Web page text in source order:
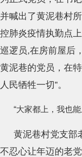
并喊出了黄泥巷村
控肺炎疫情执勤点
巡逻员,在房前屋后
黄泥巷的党员，在
人民牺牲一切”。
“大家都上，我也能
黄泥巷村党支部
不忍心让年迈的老